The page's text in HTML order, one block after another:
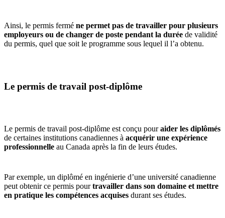
Ainsi, le permis fermé ne permet pas de travailler pour plusieurs
employeurs ou de changer de poste pendant la durée de validité
du permis, quel que soit le programme sous lequel il l’a obtenu.
Le permis de travail post-diplôme
Le permis de travail post-diplôme est conçu pouraider les diplômés
de certaines institutions canadiennes à acquérir une expérience
professionnelle au Canada après la fin de leurs études.
Par exemple, un diplômé en ingénierie d’une université canadienne
peut obtenir ce permis pourtravailler dans son domaine et mettre
en pratique les compétences acquises durant ses études.